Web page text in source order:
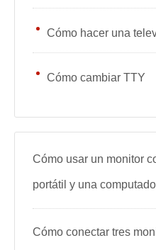
Cómo hacer una
Cómo cambiar TTY
Cómo usar un monitor
portátil y una
Cómo conectar tres